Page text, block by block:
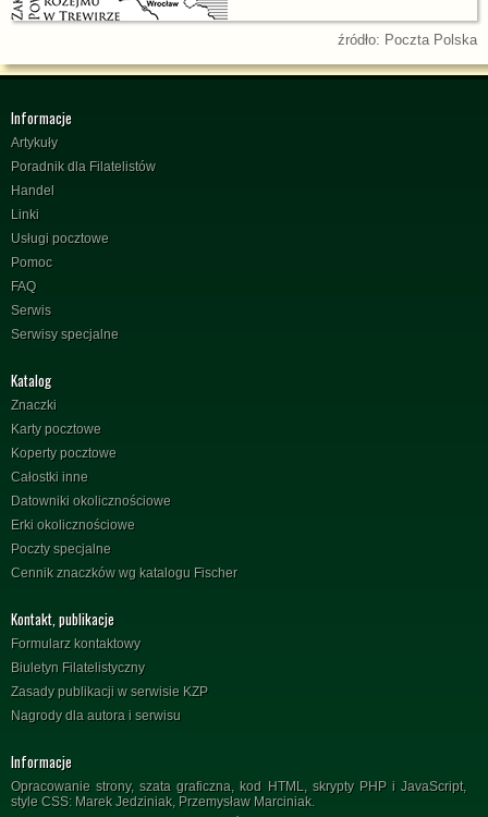
źródło: Poczta Polska
Informacje
Artykuły
Poradnik dla Filatelistów
Handel
Linki
Usługi pocztowe
Pomoc
FAQ
Serwis
Serwisy specjalne
Katalog
Znaczki
Karty pocztowe
Koperty pocztowe
Całostki inne
Datowniki okolicznościowe
Erki okolicznościowe
Poczty specjalne
Cennik znaczków wg katalogu Fischer
Kontakt, publikacje
Formularz kontaktowy
Biuletyn Filatelistyczny
Zasady publikacji w serwisie KZP
Nagrody dla autora i serwisu
Informacje
Opracowanie strony, szata graficzna, kod HTML, skrypty PHP i JavaScript,
style CSS: Marek Jedziniak, Przemysław Marciniak.